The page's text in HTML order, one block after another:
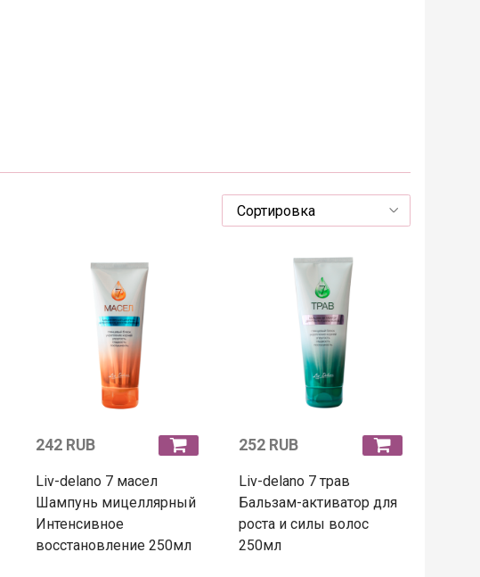
242 RUB
Liv-delano 7 масел
Шампунь мицеллярный
Интенсивное
восстановление 250мл
252 RUB
Liv-delano 7 трав
Бальзам-активатор для
роста и силы волос
250мл